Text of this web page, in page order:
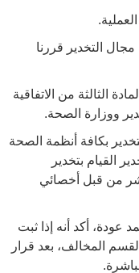
التخدير قررنا
الثالثة من الاتفاقية
بكافة أنظمة الصحة
القيام بتخدير
من قبل أخصائي
أكد أنه إذا ثبت
المخالف، بعد قرار